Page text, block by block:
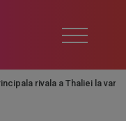
rivala a Thaliei la